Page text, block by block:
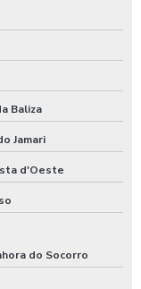
Baliza
Jamari
d'Oeste
do Socorro